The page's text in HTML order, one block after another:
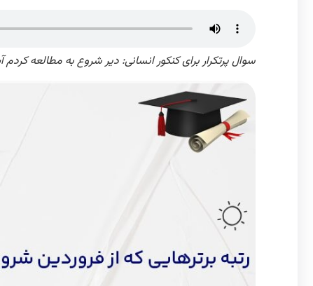
سوال پرتکرار برای کنکور انسانی: دیر شروع به مطالعه